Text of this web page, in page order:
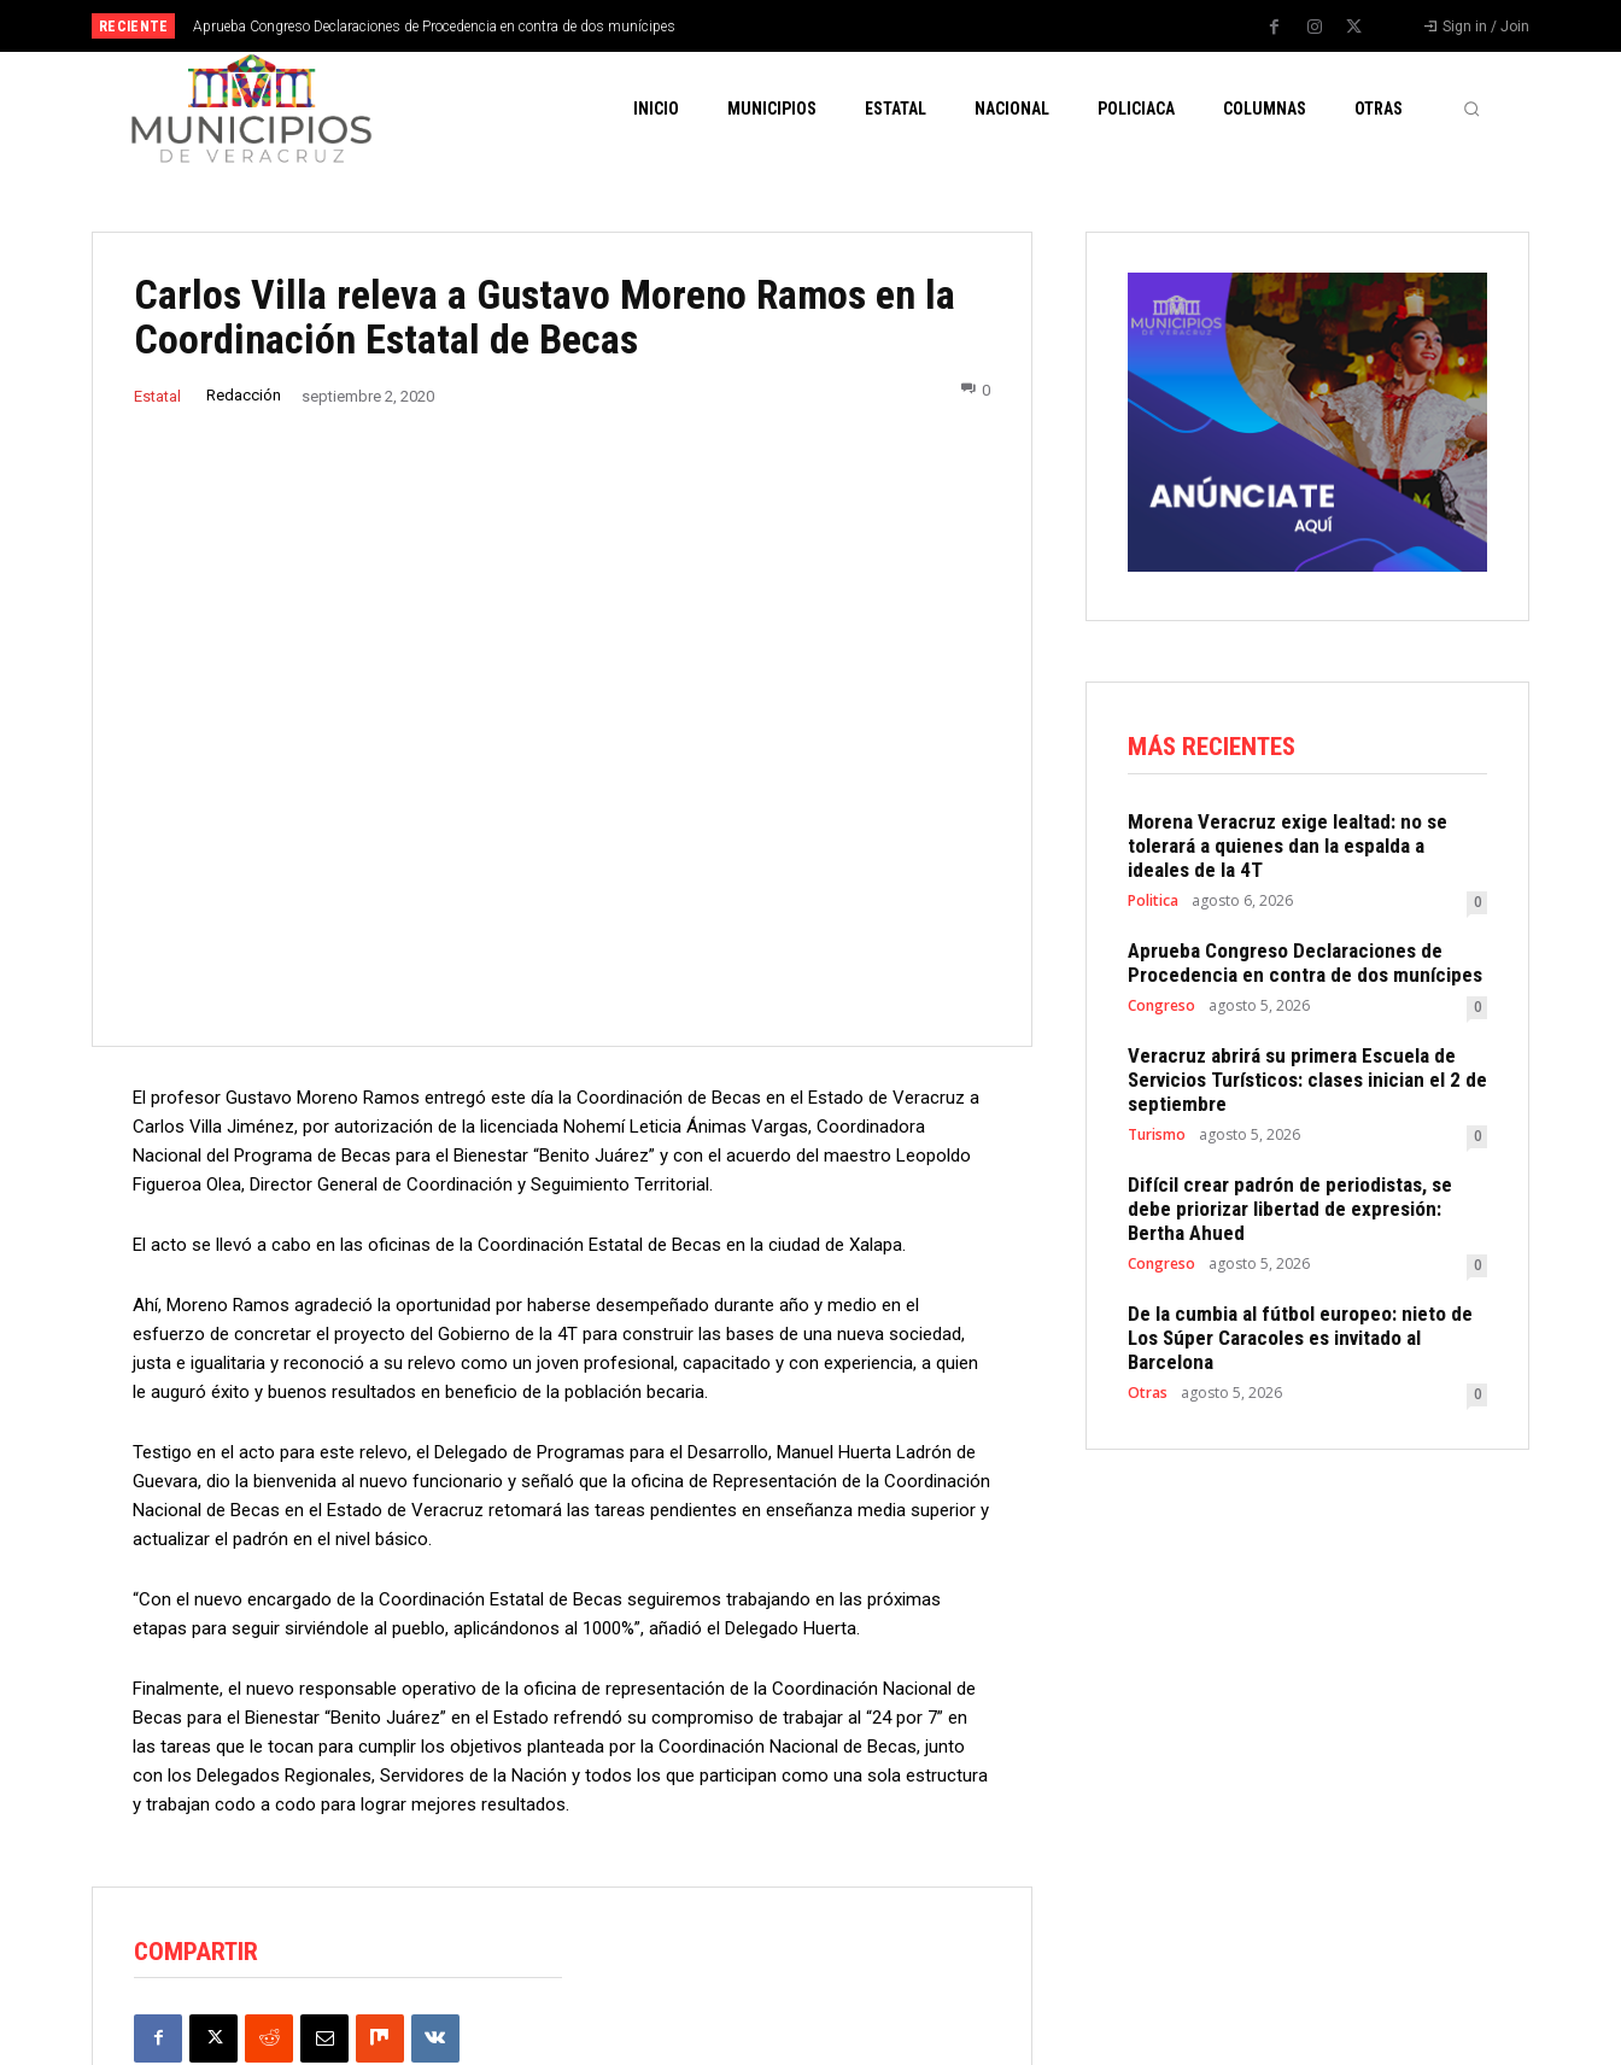
RECIENTE Aprueba Congreso Declaraciones de Procedencia en contra de dos munícipes Sign in / Join
INICIO MUNICIPIOS ESTATAL NACIONAL POLICIACA COLUMNAS OTRAS
Carlos Villa releva a Gustavo Moreno Ramos en la
Coordinación Estatal de Becas
Estatal Redacción septiembre 2, 2020 0
El profesor Gustavo Moreno Ramos entregó este día la Coordinación de Becas en el Estado de Veracruz a
Carlos Villa Jiménez, por autorización de la licenciada Nohemí Leticia Ánimas Vargas, Coordinadora
Nacional del Programa de Becas para el Bienestar “Benito Juárez” y con el acuerdo del maestro Leopoldo
Figueroa Olea, Director General de Coordinación y Seguimiento Territorial.
El acto se llevó a cabo en las oficinas de la Coordinación Estatal de Becas en la ciudad de Xalapa.
Ahí, Moreno Ramos agradeció la oportunidad por haberse desempeñado durante año y medio en el
esfuerzo de concretar el proyecto del Gobierno de la 4T para construir las bases de una nueva sociedad,
justa e igualitaria y reconoció a su relevo como un joven profesional, capacitado y con experiencia, a quien
le auguró éxito y buenos resultados en beneficio de la población becaria.
Testigo en el acto para este relevo, el Delegado de Programas para el Desarrollo, Manuel Huerta Ladrón de
Guevara, dio la bienvenida al nuevo funcionario y señaló que la oficina de Representación de la Coordinación
Nacional de Becas en el Estado de Veracruz retomará las tareas pendientes en enseñanza media superior y
actualizar el padrón en el nivel básico.
“Con el nuevo encargado de la Coordinación Estatal de Becas seguiremos trabajando en las próximas
etapas para seguir sirviéndole al pueblo, aplicándonos al 1000%”, añadió el Delegado Huerta.
Finalmente, el nuevo responsable operativo de la oficina de representación de la Coordinación Nacional de
Becas para el Bienestar “Benito Juárez” en el Estado refrendó su compromiso de trabajar al “24 por 7” en
las tareas que le tocan para cumplir los objetivos planteada por la Coordinación Nacional de Becas, junto
con los Delegados Regionales, Servidores de la Nación y todos los que participan como una sola estructura
y trabajan codo a codo para lograr mejores resultados.
COMPARTIR
MÁS RECIENTES
Morena Veracruz exige lealtad: no se
tolerará a quienes dan la espalda a
ideales de la 4T
Politica agosto 6, 2026 0
Aprueba Congreso Declaraciones de
Procedencia en contra de dos munícipes
Congreso agosto 5, 2026 0
Veracruz abrirá su primera Escuela de
Servicios Turísticos: clases inician el 2 de
septiembre
Turismo agosto 5, 2026 0
Difícil crear padrón de periodistas, se
debe priorizar libertad de expresión:
Bertha Ahued
Congreso agosto 5, 2026 0
De la cumbia al fútbol europeo: nieto de
Los Súper Caracoles es invitado al
Barcelona
Otras agosto 5, 2026 0